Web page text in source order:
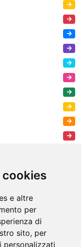
cookies
e altre
per
di
sito, per
personalizzati